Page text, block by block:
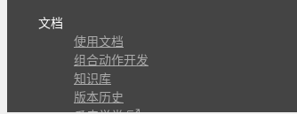
文档
使用文档
组合动作开发
知识库
版本历史